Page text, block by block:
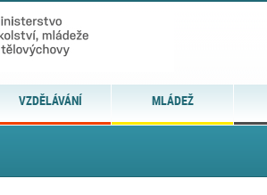
VZDĚLÁVÁNÍ MLÁDEŽ